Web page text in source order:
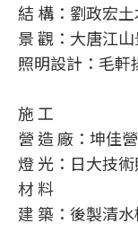
結 構：劉政宏
景 觀：大唐江
照明設計：毛軒
施 工
營 造 廠：坤佳
燈 光：日大技
材 料
建 築：後製清